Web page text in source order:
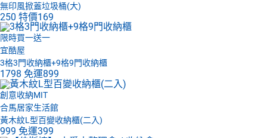
無印風掀蓋垃圾桶(大)
250 特價169
限時買一送一
宜酷屋
3格3門收納櫃+9格9門收納櫃
1798 免運899
創意收納MIT
合馬居家生活館
黃木紋L型百變收納櫃(二入)
999 免運399